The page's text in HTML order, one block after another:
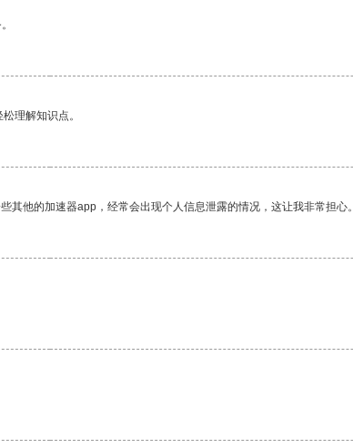
理解知识点。
他的加速器app，经常会出现个人信息泄露的情况，这让我非常担心。